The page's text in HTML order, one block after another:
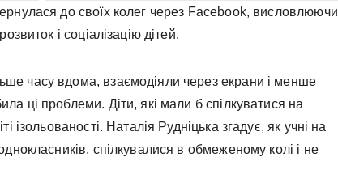
до своїх колег через Facebook, висловлюючи
і соціалізацію дітей.
часу вдома, взаємодіяли через екрани і менше
ці проблеми. Діти, які мали б спілкуватися на
ізольованості. Наталія Рудніцька згадує, як учні на
спілкувалися в обмеженому колі і не